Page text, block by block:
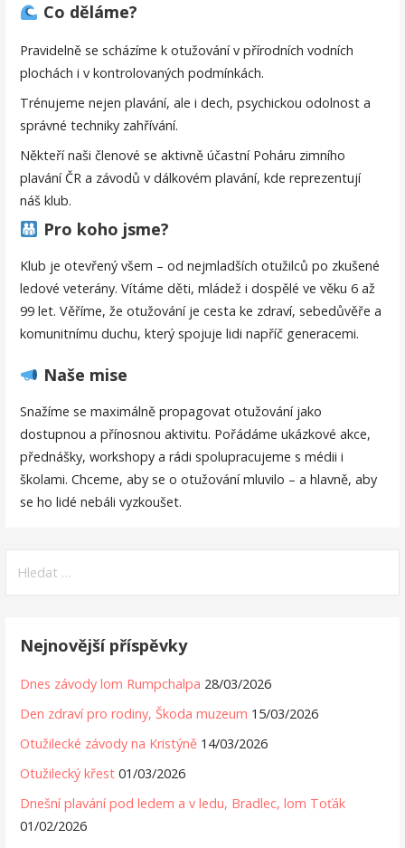
Co děláme?
Pravidelně se scházíme k otužování v přírodních vodních
plochách i v kontrolovaných podmínkách.
Trénujeme nejen plavání, ale i dech, psychickou odolnost a
správné techniky zahřívání.
Někteří naši členové se aktivně účastní Poháru zimního
plavání ČR a závodů v dálkovém plavání, kde reprezentují
náš klub.
Pro koho jsme?
Klub je otevřený všem – od nejmladších otužilců po zkušené
ledové veterány. Vítáme děti, mládež i dospělé ve věku 6 až
99 let. Věříme, že otužování je cesta ke zdraví, sebedůvěře a
komunitnímu duchu, který spojuje lidi napříč generacemi.
Naše mise
Snažíme se maximálně propagovat otužování jako
dostupnou a přínosnou aktivitu. Pořádáme ukázkové akce,
přednášky, workshopy a rádi spolupracujeme s médii i
školami. Chceme, aby se o otužování mluvilo – a hlavně, aby
se ho lidé nebáli vyzkoušet.
Nejnovější příspěvky
Dnes závody lom Rumpchalpa 28/03/2026
Den zdraví pro rodiny, Škoda muzeum 15/03/2026
Otužilecké závody na Kristýně 14/03/2026
Otužilecký křest 01/03/2026
Dnešní plavání pod ledem a v ledu, Bradlec, lom Toťák
01/02/2026